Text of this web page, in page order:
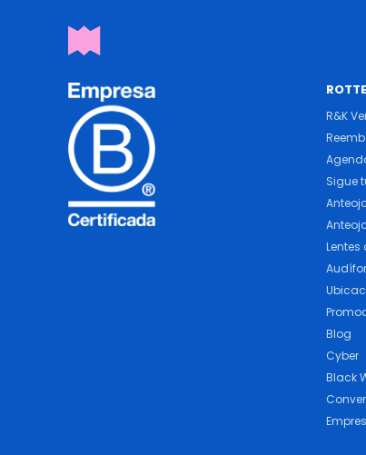
R&K
Sigue
Blog
Cyber
Black